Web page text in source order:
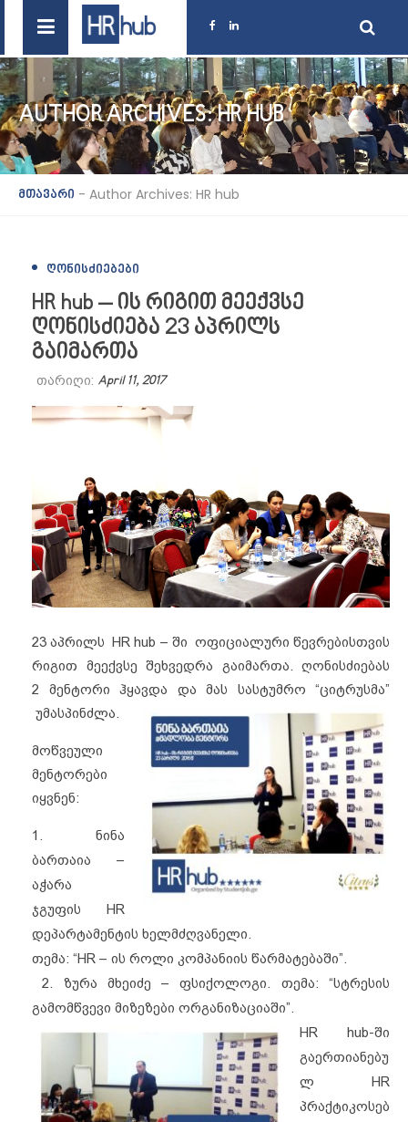
AUTHOR ARCHIVES: HR HUB
მთავარი - Author Archives: HR hub
ᲦᲝᲜᲘᲡᲫᲘᲔᲑᲔᲑᲘ
HR hub – ის რიგით მეექვსე
ღონისძიება 23 აპრილს
გაიმართა
თარიღი: April 11, 2017
23 აპრილს HR hub – ში ოფიციალური წევრებისთვის
რიგით მეექვსე შეხვედრა გაიმართა. ღონისძიებას
2 მენტორი ჰყავდა და მას სასტუმრო “ციტრუსმა”
უმასპინძლა.
მოწვეული
მენტორები
იყვნენ:
1. ნინა
ბართაია –
აჭარა
ჯგუფის HR
დეპარტამენტის ხელმძღვანელი.
თემა: “HR – ის როლი კომპანიის წარმატებაში”.
2. ზურა მხეიძე – ფსიქოლოგი. თემა: “სტრესის
გამომწვევი მიზეზები ორგანიზაციაში”.
HR hub-ში
გაერთიანებუ
ლ HR
პრაქტიკოსებ